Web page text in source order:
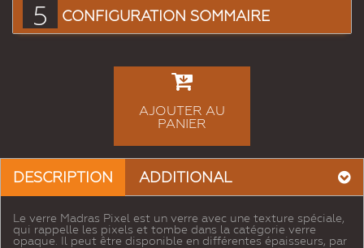
5 CONFIGURATION SOMMAIRE
AJOUTER AU
PANIER
DESCRIPTION ADDITIONAL
Le verre Madras Pixel est un verre avec une texture spéciale,
qui rappelle les pixels et tombe dans la catégorie verre
opaque. Il peut être disponible en différentes épaisseurs, par